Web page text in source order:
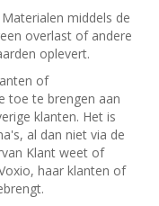
middels de
overlast of andere
oplevert.
of
toe te brengen aan
klanten. Het is
al dan niet via de
Klant weet of
haar klanten of